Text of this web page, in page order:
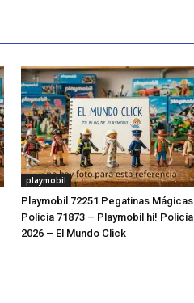
playmobil
Playmobil 72251 Pegatinas Mágicas
Policía 71873 – Playmobil hi! Policía
2026 – El Mundo Click